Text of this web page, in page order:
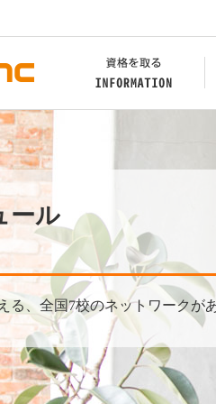
ール
る、全国7校のネットワークが